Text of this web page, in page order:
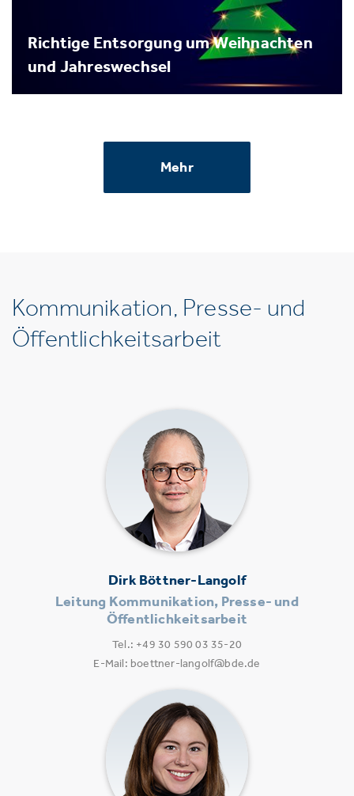
Richtige Entsorgung um Weihnachten
und Jahreswechsel
Mehr
Kommunikation, Presse- und
Öffentlichkeitsarbeit
Dirk Böttner-Langolf
Leitung Kommunikation, Presse- und
Öffentlichkeitsarbeit
Tel.: +49 30 590 03 35-20
E-Mail: boettner-langolf@bde.de